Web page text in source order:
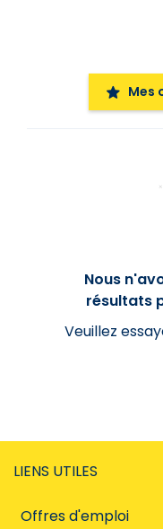
Imprimerie
Langue de
Mes
Nous
résultats
Veuillez
LIENS UTILES
Offres d'emploi